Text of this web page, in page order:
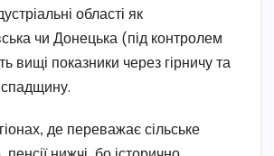
області як
чи Донецька (під контролем
вищі показники через гірничу та
спадщину.
де переважає сільське